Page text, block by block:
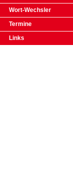
Wort-Wechsler
Termine
Links